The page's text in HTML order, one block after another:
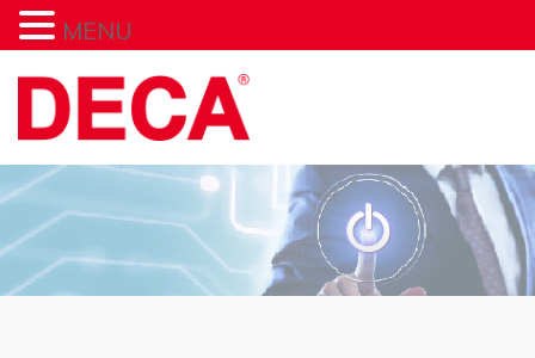
MENU